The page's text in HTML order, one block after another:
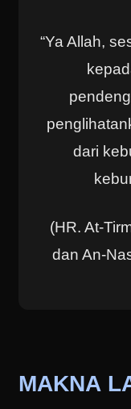
“Ya Allah,
dari
(HR. At-
dan An-
MAKNA